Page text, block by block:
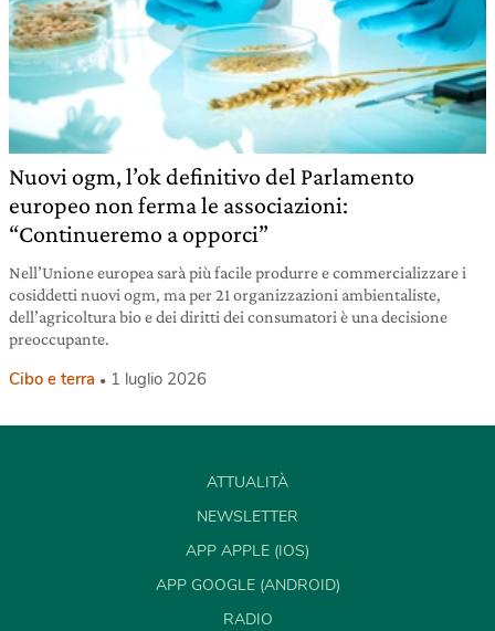
Nuovi ogm, l’ok definitivo del Parlamento
europeo non ferma le associazioni:
“Continueremo a opporci”
Nell’Unione europea sarà più facile produrre e commercializzare i
cosiddetti nuovi ogm, ma per 21 organizzazioni ambientaliste,
dell’agricoltura bio e dei diritti dei consumatori è una decisione
preoccupante.
Cibo e terra 1 luglio 2026
ATTUALITÀ
NEWSLETTER
APP APPLE (IOS)
APP GOOGLE (ANDROID)
RADIO